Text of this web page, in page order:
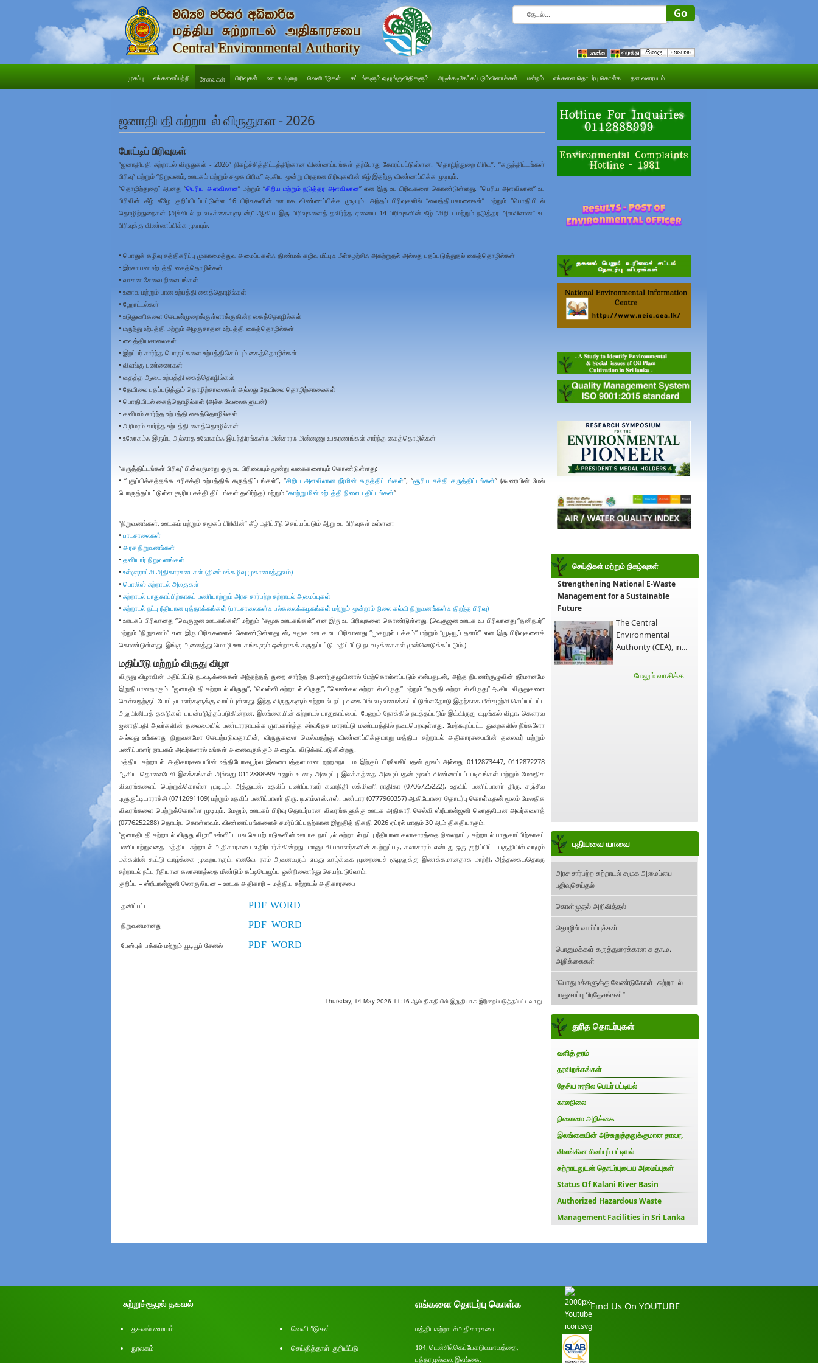
முகப்பு எங்களைப்பற்றி சேவைகள் பிரிவுகள் ஊடக அறை வெளியீடுகள் சட்டங்களும் ஒழுங்குவிதிகளும் அடிக்கடிகேட்கப்படும்வினாக்கள் மன்றம் எங்களை தொடர்பு கொள்க தள வரைபடம்
ஜனாதிபதி சுற்றாடல் விருதுகள - 2026
போட்டிப் பிரிவுகள்
“ஜனாதிபதி சுற்றாடல் விருதுகள் - 2026” நிகழ்ச்சித்திட்டத்திற்கான விண்ணப்பங்கள் தற்போது கோரப்பட்டுள்ளன. “தொழிற்துறை பிரிவு”, “கருத்திட்டங்கள்
பிரிவு” மற்றும் “நிறுவனம், ஊடகம் மற்றும் சமூக பிரிவு” ஆகிய மூன்று பிரதான பிரிவுகளின் கீழ் இதற்கு விண்ணப்பிக்க முடியும்.
“தொழிற்துறை” ஆனது “பெரிய அளவிலான” மற்றும் “சிறிய மற்றும் நடுத்தர அளவிலான” என இரு உப பிரிவுகளை கொண்டுள்ளது. “பெரிய அளவிலான” உப
பிரிவின் கீழ் கீழே குறிப்பிடப்பட்டுள்ள 16 பிரிவுகளின் ஊடாக விண்ணப்பிக்க முடியும். அந்தப் பிரிவுகளில் “வைத்தியசாலைகள்” மற்றும் “பொதியிடல்
தொழிற்துறைகள் (அச்சிடல் நடவடிக்கைகளுடன்)” ஆகிய இரு பிரிவுகளைத் தவிர்ந்த ஏனைய 14 பிரிவுகளின் கீழ் “சிறிய மற்றும் நடுத்தர அளவிலான” உப
பிரிவுக்கு விண்ணப்பிக்க முடியும்.
• பொதுக் கழிவு சுத்திகரிப்பு முகாமைத்துவ அமைப்புகள்ஃ திண்மக் கழிவு மீட்புஃ மீள்சுழற்சிஃ அகற்றுதல் அல்லது பதப்படுத்துதல் கைத்தொழில்கள்
• இரசாயன உற்பத்தி கைத்தொழில்கள்
• வாகன சேவை நிலையங்கள்
• உணவு மற்றும் பான உற்பத்தி கைத்தொழில்கள்
• ஹோட்டல்கள்
• உடுதுணிகளை செயன்முறைக்குள்ளாக்குகின்ற கைத்தொழில்கள்
• மருந்து உற்பத்தி மற்றும் அழகுசாதன உற்பத்தி கைத்தொழில்கள்
• வைத்தியசாலைகள்
• இறப்பர் சார்ந்த பொருட்களை உற்பத்திசெய்யும் கைத்தொழில்கள்
• விலங்கு பண்ணைகள்
• தைத்த ஆடை உற்பத்தி கைத்தொழில்கள்
• தேயிலை பதப்படுத்தும் தொழிற்சாலைகள் அல்லது தேயிலை தொழிற்சாலைகள்
• பொதியிடல் கைத்தொழில்கள் (அச்சு வேலைகளுடன்)
• கனிமம் சார்ந்த உற்பத்தி கைத்தொழில்கள்
• அரிமரம் சார்ந்த உற்பத்தி கைத்தொழில்கள்
• உலோகம்ஃ இரும்பு அல்லாத உலோகம்ஃ இயந்திரங்கள்ஃ மின்சாரஃ மின்னணு உபகரணங்கள் சார்ந்த கைத்தொழில்கள்
“கருத்திட்டங்கள் பிரிவு” பின்வருமாறு ஒரு உப பிரிவையும் மூன்று வகைகளையும் கொண்டுள்ளது:
• “புதுப்பிக்கத்தக்க எரிசக்தி உற்பத்திக் கருத்திட்டங்கள்”, “சிறிய அளவிலான நீர்மின் கருத்திட்டங்கள்”, “சூரிய சக்தி கருத்திட்டங்கள்” (கூரையின் மேல்
பொருத்தப்பட்டுள்ள சூரிய சக்தி திட்டங்கள் தவிர்ந்த) மற்றும் “காற்று மின் உற்பத்தி நிலைய திட்டங்கள்”.
“நிறுவனங்கள், ஊடகம் மற்றும் சமூகப் பிரிவின்” கீழ் மதிப்பீடு செய்யப்படும் ஆறு உப பிரிவுகள் உள்ளன:
• பாடசாலைகள்
• அரச நிறுவனங்கள்
• தனியார் நிறுவனங்கள்
• உள்ளூராட்சி அதிகாரசபைகள் (திண்மக்கழிவு முகாமைத்துவம்)
• பொலிஸ் சுற்றாடல் அலகுகள்
• சுற்றாடல் பாதுகாப்பிற்காகப் பணியாற்றும் அரச சார்பற்ற சுற்றாடல் அமைப்புகள்
• சுற்றாடல் நட்பு ரீதியான புத்தாக்கங்கள் (பாடசாலைகள்ஃ பல்கலைக்கழகங்கள் மற்றும் மூன்றாம் நிலை கல்வி நிறுவனங்கள்ஃ திறந்த பிரிவு)
• ஊடகப் பிரிவானது “வெகுஜன ஊடகங்கள்” மற்றும் “சமூக ஊடகங்கள்” என இரு உப பிரிவுகளை கொண்டுள்ளது. (வெகுஜன ஊடக உப பிரிவானது “தனிநபர்”
மற்றும் “நிறுவனம்” என இரு பிரிவுகளைக் கொண்டுள்ளதுடன், சமூக ஊடக உப பிரிவானது “முகநூல் பக்கம்” மற்றும் “யூடியூப் தளம்” என இரு பிரிவுகளைக்
கொண்டுள்ளது. இங்கு அனைத்து மொழி ஊடகங்களும் ஒன்றாகக் கருதப்பட்டு மதிப்பீட்டு நடவடிக்கைகள் முன்னெடுக்கப்படும்.)
மதிப்பீடு மற்றும் விருது விழா
விருது விழாவின் மதிப்பீட்டு நடவடிக்கைகள் அந்தந்தத் துறை சார்ந்த நிபுணர்குழுவினால் மேற்கொள்ளப்படும் என்பதுடன், அந்த நிபுணர்குழுவின் தீர்மானமே
இறுதியானதாகும். “ஜனாதிபதி சுற்றாடல் விருது”, “வெள்ளி சுற்றாடல் விருது”, “வெண்கல சுற்றாடல் விருது” மற்றும் “தகுதி சுற்றாடல் விருது” ஆகிய விருதுகளை
வெல்வதற்குப் போட்டியாளர்களுக்கு வாய்ப்புள்ளது. இந்த விருதுகளும் சுற்றாடல் நட்பு வகையில் வடிவமைக்கப்பட்டுள்ளதோடு இதற்காக மீள்சுழற்சி செய்யப்பட்ட
அலுமினியத் தகடுகள் பயன்படுத்தப்படுகின்றன. இலங்கையின் சுற்றாடல் பாதுகாப்பைப் பேணும் நோக்கில் நடத்தப்படும் இவ்விருது வழங்கல் விழா, கௌரவ
ஜனாதிபதி அவர்களின் தலைமையில் பண்டாரநாயக்க ஞாபகார்த்த சர்வதேச மாநாட்டு மண்டபத்தில் நடைபெறவுள்ளது. மேற்கூறப்பட்ட துறைகளில் நீங்களோ
அல்லது உங்களது நிறுவனமோ செயற்படுவதாயின், விருதுகளை வெல்வதற்கு விண்ணப்பிக்குமாறு மத்திய சுற்றாடல் அதிகாரசபையின் தலைவர் மற்றும்
பணிப்பாளர் நாயகம் அவர்களால் உங்கள் அனைவருக்கும் அழைப்பு விடுக்கப்படுகின்றது.
மத்திய சுற்றாடல் அதிகாரசபையின் உத்தியோகபூர்வ இணையத்தளமான றறற.உநய.டம இற்குப் பிரவேசிப்பதன் மூலம் அல்லது 0112873447, 0112872278
ஆகிய தொலைபேசி இலக்கங்கள் அல்லது 0112888999 எனும் உடனடி அழைப்பு இலக்கத்தை அழைப்பதன் மூலம் விண்ணப்பப் படிவங்கள் மற்றும் மேலதிக
விவரங்களைப் பெற்றுக்கொள்ள முடியும். அத்துடன், உதவிப் பணிப்பாளர் கலாநிதி லக்மிணி ராதிகா (0706725222), உதவிப் பணிப்பாளர் திரு. சஞ்சீவ
புளுகுட்டியாராச்சி (0712691109) மற்றும் உதவிப் பணிப்பாளர் திரு. டி.எம்.எஸ்.எஸ். பண்டார (0777960357) ஆகியோரை தொடர்பு கொள்வதன் மூலம் மேலதிக
விவரங்களை பெற்றுக்கொள்ள முடியும். மேலும், ஊடகப் பிரிவு தொடர்பான விவரங்களுக்கு ஊடக அதிகாரி செல்வி ஸ்ரீயான்ஜனி லொகுலியன அவர்களைத்
(0776252288) தொடர்பு கொள்ளவும். விண்ணப்பங்களைச் சமர்ப்பிப்பதற்கான இறுதித் திகதி 2026 ஏப்ரல் மாதம் 30 ஆம் திகதியாகும்.
“ஜனாதிபதி சுற்றாடல் விருது விழா” உள்ளிட்ட பல செயற்பாடுகளின் ஊடாக நாட்டில் சுற்றாடல் நட்பு ரீதியான கலாசாரத்தை நிலைநாட்டி சுற்றாடல் பாதுகாப்பிற்காகப்
பணியாற்றுவதை மத்திய சுற்றாடல் அதிகாரசபை எதிர்பார்க்கின்றது. மானுடவியலாளர்களின் கூற்றுப்படி, கலாசாரம் என்பது ஒரு குறிப்பிட்ட பகுதியில் வாழும்
மக்களின் கூட்டு வாழ்க்கை முறையாகும். எனவே, நாம் அனைவரும் எமது வாழ்க்கை முறையைச் சூழலுக்கு இணக்கமானதாக மாற்றி, அத்தகையதொரு
சுற்றாடல் நட்பு ரீதியான கலாசாரத்தை மீண்டும் கட்டியெழுப்ப ஒன்றிணைந்து செயற்படுவோம்.
குறிப்பு – ஸ்ரீயான்ஜனி லொகுலியன – ஊடக அதிகாரி – மத்திய சுற்றாடல் அதிகாரசபை
தனிப்பட்ட PDF WORD
நிறுவனமானது PDF WORD
பேஸ்புக் பக்கம் மற்றும் யூடியூப் சேனல் PDF WORD
Thursday, 14 May 2026 11:16 ஆம் திகதியில் இறுதியாக இற்றைப்படுத்தப்பட்டவாறு
செய்திகள் மற்றும் நிகழ்வுகள்
Strengthening National E-Waste
Management for a Sustainable
Future
The Central
Environmental
Authority (CEA), in...
மேலும் வாசிக்க
புதியவை யாவை
அரச சார்பற்ற சுற்றாடல் சமூக அமைப்பை
பதிவுசெய்தல்
கொள்முதல் அறிவித்தல்
தொழில் வாய்ப்புக்கள்
பொதுமக்கள் கருத்துரைக்கான சு.தா.ம.
அறிக்கைகள்
“பொதுமக்களுக்கு வேண்டுகோள்- சுற்றாடல்
பாதுகாப்பு பிரதேசங்கள்”
துரித தொடர்புகள்
வளித் தரம்
தரவிறக்கங்கள்
தேசிய ஈரநில பெயர் பட்டியல்
காலநிலை
நிலைமை அறிக்கை
இலங்கையின் அச்சுறுத்தலுக்குமான தாவர,
விலங்கின சிவப்புப் பட்டியல்
சுற்றாடலுடன் தொடர்புடைய அமைப்புகள்
Status Of Kalani River Basin
Authorized Hazardous Waste
Management Facilities in Sri Lanka
சுற்றுச்சூழல் தகவல்
தகவல் மையம்
வெளியீடுகள்
நூலகம்
செய்தித்தாள் குறியீட்டு
எங்களை தொடர்பு கொள்க
மத்தியசுற்றாடல்அதிகாரசபை
104, டென்சில்கெப்பேகடுவமாவத்தை,
பத்தரமுல்லை, இலங்கை
Find Us On YOUTUBE